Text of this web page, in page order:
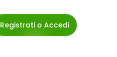
Registrati o Accedi